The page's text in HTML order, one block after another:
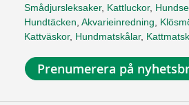
Smådjursleksaker, Kattluckor,
Hundtäcken, Akvarieinredning,
Kattväskor, Hundmatskålar,
Prenumerera på